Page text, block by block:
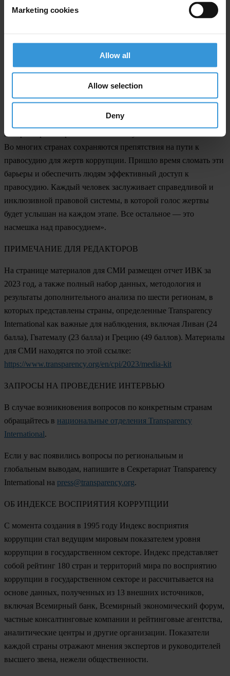
Marketing cookies
Allow all
Allow selection
Deny
коррупционных преступлений, чтобы гарантировать принцип
Даниэль Эрикссон, Главный исполнительный директор
Transparency International, комментирует:
«Коррупция усугубляет социальную несправедливость и
несоразмерно затрагивает наиболее уязвимые слои населения.
Во многих странах сохраняются препятствия на пути к
правосудию для жертв коррупции. Пришло время сломать эти
барьеры и обеспечить людям эффективный доступ к
правосудию. Каждый человек заслуживает справедливой и
инклюзивной правовой системы, в которой голос жертвы
будет услышан на каждом этапе. Все остальное — это
насмешка над правосудием».
ПРИМЕЧАНИЕ ДЛЯ РЕДАКТОРОВ
На странице материалов для СМИ размещен отчет ИВК за
2023 год, а также полный набор данных, методология и
результаты дополнительного анализа по шести регионам, в
которых представлены страны, определенные Transparency
International как важные для наблюдения, включая Ливан (24
балла), Гватемалу (23 балла) и Грецию (49 баллов). Материалы
для СМИ находятся по этой ссылке:
https://www.transparency.org/en/cpi/2023/media-kit
ЗАПРОСЫ НА ПРОВЕДЕНИЕ ИНТЕРВЬЮ
В случае возникновения вопросов по конкретным странам
обращайтесь в национальные отделения Transparency
International.
Если у вас появились вопросы по региональным и
глобальным выводам, напишите в Секретариат Transparency
International на press@transparency.org.
ОБ ИНДЕКСЕ ВОСПРИЯТИЯ КОРРУПЦИИ
С момента создания в 1995 году Индекс восприятия
коррупции стал ведущим мировым показателем уровня
коррупции в государственном секторе. Индекс представляет
собой рейтинг 180 стран и территорий мира по восприятию
коррупции в государственном секторе и рассчитывается на
основе данных, полученных из 13 внешних источников,
включая Всемирный банк, Всемирный экономический форум,
частные консалтинговые компании и рейтинговые агентства,
аналитические центры и другие организации. Показатели
каждой страны отражают мнения экспертов и руководителей
высшего звена, нежели общественности.